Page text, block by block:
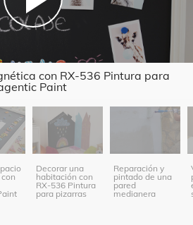
con RX-536 Pintura para
Paint
Decorar una
habitación con
RX-536 Pintura
para pizarras
Reparación y
pintado de una
pared
medianera